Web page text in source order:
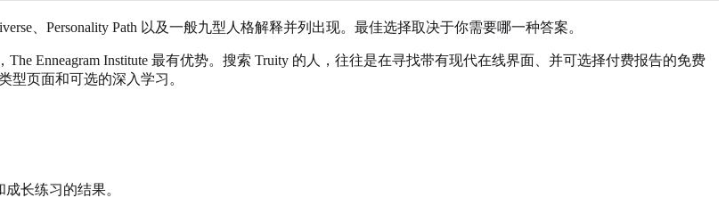
、Personality Path 以及一般九型人格解释并列出现。最佳选择取决于你需要哪一种答案。
Enneagram Institute 最有优势。搜索 Truity 的人，往往是在寻找带有现代在线界面、并可选择付费报告的免费
型页面和可选的深入学习。
长练习的结果。